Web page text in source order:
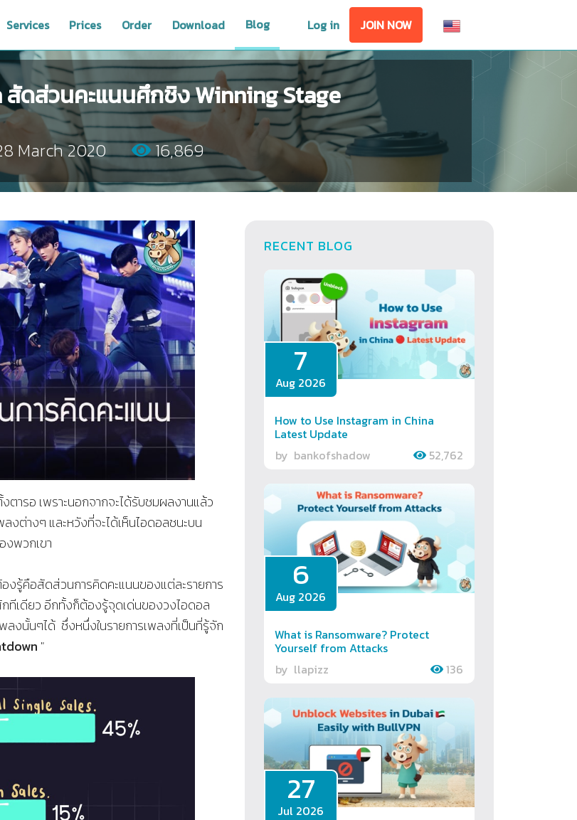
Services Prices Order Download Blog Log in JOIN NOW
สัดส่วนคะแนนศึกชิง Winning Stage
March 2020 16,869
ารอ เพราะนอกจากจะได้รับชมผลงานแล้ว
งต่างๆ และหวังที่จะได้เห็นไอดอลชนะบน
พวกเขา
งรู้คือสัดส่วนการคิดคะแนนของแต่ละรายการ
ทีเดียว อีกทั้งก็ต้องรู้จุดเด่นของวงไอดอล
พลงนั้นๆได้ ซึ่งหนึ่งในรายการเพลงที่เป็นที่รู้จัก
"
RECENT BLOG
7
Aug 2026
How to Use Instagram in China
Latest Update
by bankofshadow 52,762
6
Aug 2026
What is Ransomware? Protect
Yourself from Attacks
by llapizz 136
27
Jul 2026